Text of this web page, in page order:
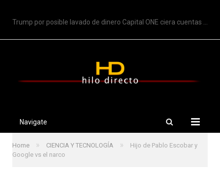
Trump por posible lavado de dinero Capital ONE ciera cuentas de Trump
Navigate
Home » CIENCIA Y TECNOLOGÍA »
Hijo de Pablo Escobar y
Google vs el narco